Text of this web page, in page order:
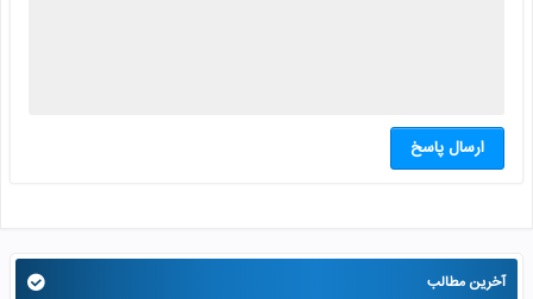
ارسال پاسخ
آخرین مطالب